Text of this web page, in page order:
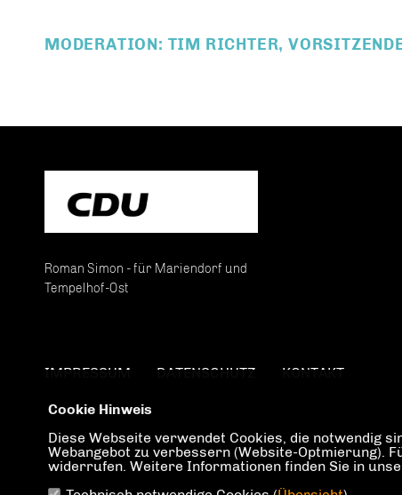
MODERATION: TIM RICHTER,
Roman Simon - für Mariendorf und
Tempelhof-Ost
IMPRESSUM DATENSCHUTZ KONTAKT
Cookie Hinweis
Diese Webseite verwendet Cookies, die notwendig
Webangebot zu verbessern (Website-Optmierung).
widerrufen. Weitere Informationen finden Sie in